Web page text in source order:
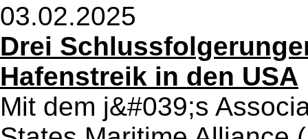
03.02.2025
Drei
Hafenstreik in den USA
Mit dem j&#039;s